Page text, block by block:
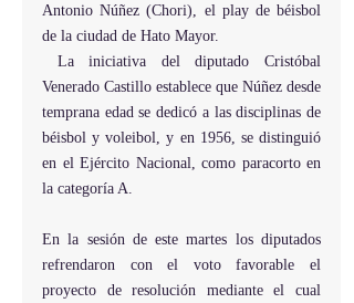
Antonio Núñez (Chori), el play de béisbol
de la ciudad de Hato Mayor.
Venerado Castillo establece que Núñez desde
temprana edad se dedicó a las disciplinas de
béisbol y voleibol, y en 1956, se distinguió
en el Ejército Nacional, como paracorto en
la categoría A.
En la sesión de este martes los diputados
refrendaron con el voto favorable el
proyecto de resolución mediante el cual